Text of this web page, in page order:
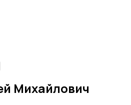
Михайлович